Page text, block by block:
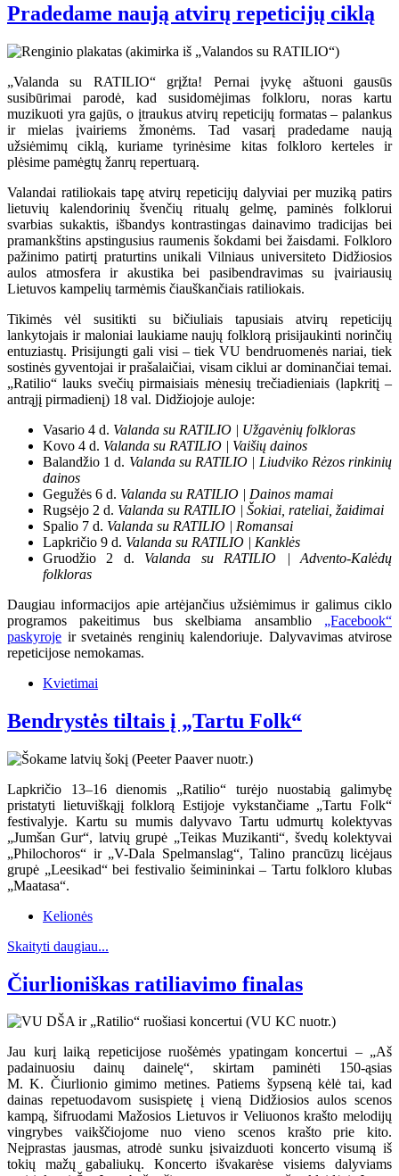
Pradedame naują atvirų repeticijų ciklą
„Valanda su RATILIO“ grįžta! Pernai įvykę aštuoni gausūs
susibūrimai parodė, kad susidomėjimas folkloru, noras kartu
muzikuoti yra gajūs, o įtraukus atvirų repeticijų formatas – palankus
ir mielas įvairiems žmonėms. Tad vasarį pradedame naują
užsiėmimų ciklą, kuriame tyrinėsime kitas folkloro kerteles ir
plėsime pamėgtų žanrų repertuarą.
Valandai ratiliokais tapę atvirų repeticijų dalyviai per muziką patirs
lietuvių kalendorinių švenčių ritualų gelmę, paminės folklorui
svarbias sukaktis, išbandys kontrastingas dainavimo tradicijas bei
pramankštins apstingusius raumenis šokdami bei žaisdami. Folkloro
pažinimo patirtį praturtins unikali Vilniaus universiteto Didžiosios
aulos atmosfera ir akustika bei pasibendravimas su įvairiausių
Lietuvos kampelių tarmėmis čiauškančiais ratiliokais.
Tikimės vėl susitikti su bičiuliais tapusiais atvirų repeticijų
lankytojais ir maloniai laukiame naujų folklorą prisijaukinti norinčių
entuziastų. Prisijungti gali visi – tiek VU bendruomenės nariai, tiek
sostinės gyventojai ir prašalaičiai, visam ciklui ar dominančiai temai.
„Ratilio“ lauks svečių pirmaisiais mėnesių trečiadieniais (lapkritį –
antrąjį pirmadienį) 18 val. Didžiojoje auloje:
Vasario 4 d. Valanda su RATILIO | Užgavėnių folkloras
Kovo 4 d. Valanda su RATILIO | Vaišių dainos
Balandžio 1 d. Valanda su RATILIO | Liudviko Rėzos rinkinių
dainos
Gegužės 6 d. Valanda su RATILIO | Dainos mamai
Rugsėjo 2 d. Valanda su RATILIO | Šokiai, rateliai, žaidimai
Spalio 7 d. Valanda su RATILIO | Romansai
Lapkričio 9 d. Valanda su RATILIO | Kanklės
Gruodžio 2 d. Valanda su RATILIO | Advento-Kalėdų
folkloras
Daugiau informacijos apie artėjančius užsiėmimus ir galimus ciklo
programos pakeitimus bus skelbiama ansamblio „Facebook“
paskyroje ir svetainės renginių kalendoriuje. Dalyvavimas atvirose
repeticijose nemokamas.
Kvietimai
Bendrystės tiltais į „Tartu Folk“
Lapkričio 13–16 dienomis „Ratilio“ turėjo nuostabią galimybę
pristatyti lietuviškąjį folklorą Estijoje vykstančiame „Tartu Folk“
festivalyje. Kartu su mumis dalyvavo Tartu udmurtų kolektyvas
„Jumšan Gur“, latvių grupė „Teikas Muzikanti“, švedų kolektyvai
„Philochoros“ ir „V-Dala Spelmanslag“, Talino prancūzų licėjaus
grupė „Leesikad“ bei festivalio šeimininkai – Tartu folkloro klubas
„Maatasa“.
Kelionės
Skaityti daugiau...
Čiurlioniškas ratiliavimo finalas
Jau kurį laiką repeticijose ruošėmės ypatingam koncertui – „Aš
padainuosiu dainų dainelę“, skirtam paminėti 150-ąsias
M. K. Čiurlionio gimimo metines. Patiems šypseną kėlė tai, kad
dainas repetuodavom susispietę į vieną Didžiosios aulos scenos
kampą, šifruodami Mažosios Lietuvos ir Veliuonos krašto melodijų
vingrybes vaikščiojome nuo vieno scenos krašto prie kito.
Neįprastas jausmas, atrodė sunku įsivaizduoti koncerto visumą iš
tokių mažų gabaliukų. Koncerto išvakarėse visiems dalyviams